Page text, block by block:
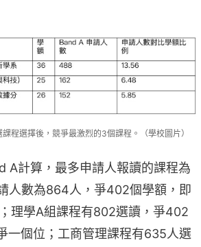
程選擇後，競爭最激烈的3個課程。（學校圖片）
A計算，最多申請人報讀的課程為
人數為864人，爭402個學額，即
理學A組課程有802選讀，爭402
一個位；工商管理課程有635人選